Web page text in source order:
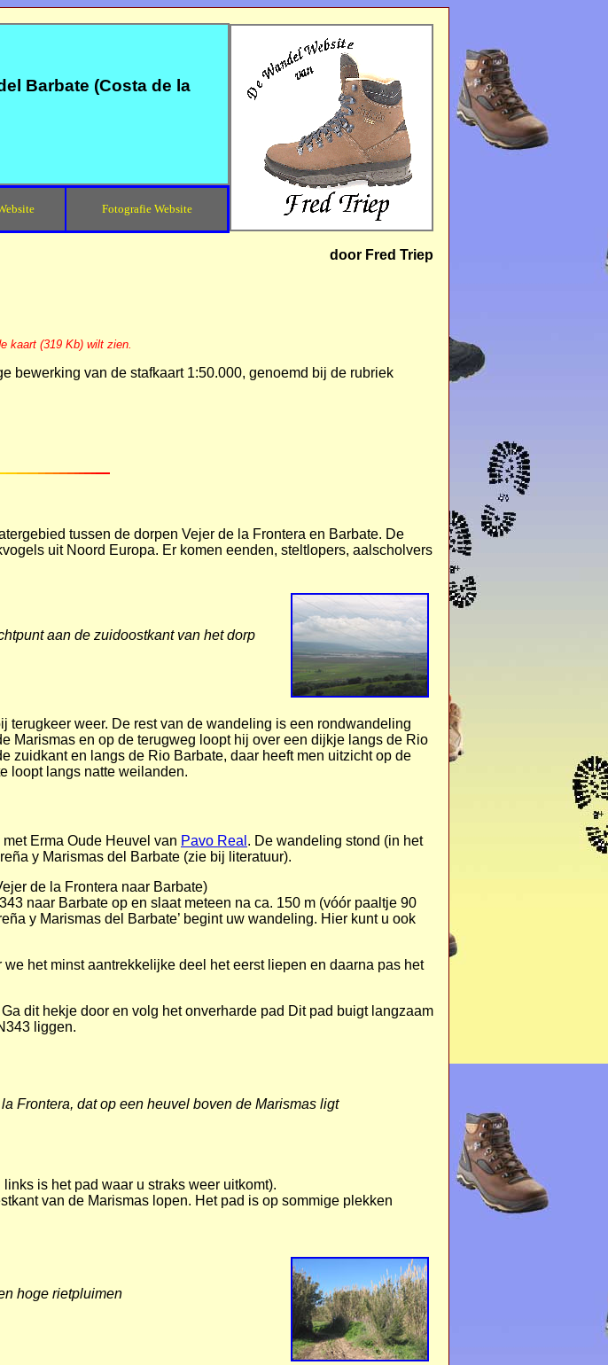
Barbate (Costa de la
Fotografie Website
door Fred Triep
kaart (319 Kb) wilt zien.
bewerking van de stafkaart 1:50.000, genoemd bij de rubriek
tussen de dorpen Vejer de la Frontera en Barbate. De
uit Noord Europa. Er komen eenden, steltlopers, aalscholvers
aan de zuidoostkant van het dorp
terugkeer weer. De rest van de wandeling is een rondwandeling
Marismas en op de terugweg loopt hij over een dijkje langs de Rio
zuidkant en langs de Rio Barbate, daar heeft men uitzicht op de
loopt langs natte weilanden.
Erma Oude Heuvel van Pavo Real . De wandeling stond (in het
y Marismas del Barbate (zie bij literatuur).
de la Frontera naar Barbate)
naar Barbate op en slaat meteen na ca. 150 m (vóór paaltje 90
y Marismas del Barbate’ begint uw wandeling. Hier kunt u ook
het minst aantrekkelijke deel het eerst liepen en daarna pas het
dit hekje door en volg het onverharde pad Dit pad buigt langzaam
liggen.
Frontera, dat op een heuvel boven de Marismas ligt
is het pad waar u straks weer uitkomt).
van de Marismas lopen. Het pad is op sommige plekken
hoge rietpluimen